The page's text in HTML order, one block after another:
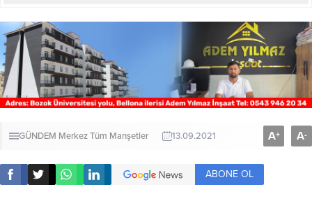
GÜNDEM MerkezTüm Manşetler 13.09.2021 A+ A-
ABONE OL